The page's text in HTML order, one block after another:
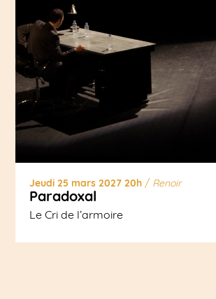
Jeudi 25 mars 2027 20h/ Renoir
Paradoxal
Le Cri de l’armoire